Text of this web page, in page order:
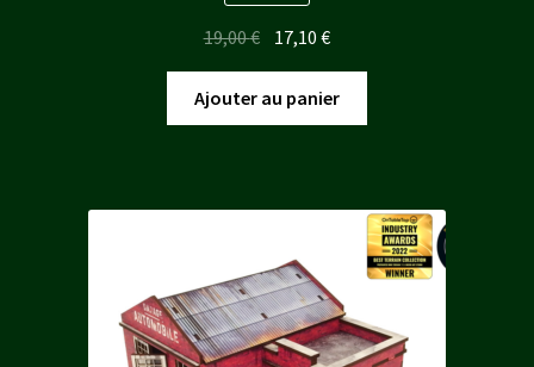
19,00€ Le
initial
était :
17,10€Le
actuel
est :
Ajouter au panier